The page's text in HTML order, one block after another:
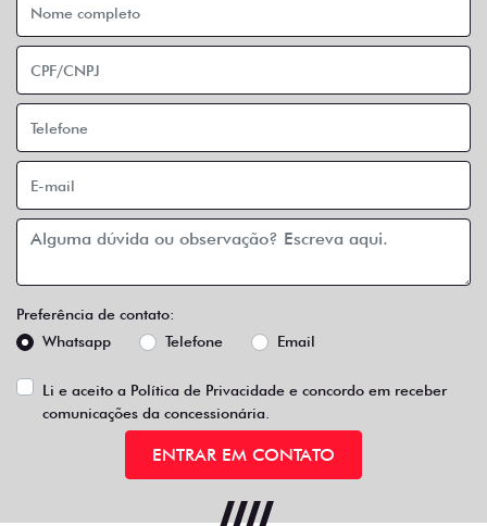
Preferência de contato:
Whatsapp
Telefone Email
Li e aceito a Política de Privacidade e concordo em receber
comunicações da concessionária.
ENTRAR EM CONTATO